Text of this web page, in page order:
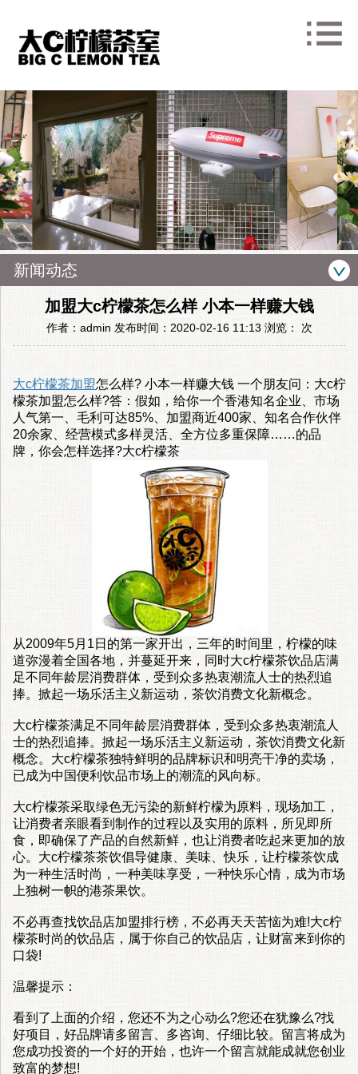
新闻动态
加盟大c柠檬茶怎么样 小本一样赚大钱
作者：admin 发布时间：2020-02-16 11:13 浏览： 次
大c柠檬茶加盟怎么样? 小本一样赚大钱 一个朋友问：大c柠
檬茶加盟怎么样?答：假如，给你一个香港知名企业、市场
人气第一、毛利可达85%、加盟商近400家、知名合作伙伴
20余家、经营模式多样灵活、全方位多重保障……的品
牌，你会怎样选择?大c柠檬茶
从2009年5月1日的第一家开出，三年的时间里，柠檬的味
道弥漫着全国各地，并蔓延开来，同时大c柠檬茶饮品店满
足不同年龄层消费群体，受到众多热衷潮流人士的热烈追
捧。掀起一场乐活主义新运动，茶饮消费文化新概念。
大c柠檬茶满足不同年龄层消费群体，受到众多热衷潮流人
士的热烈追捧。掀起一场乐活主义新运动，茶饮消费文化新
概念。大c柠檬茶独特鲜明的品牌标识和明亮干净的卖场，
已成为中国便利饮品市场上的潮流的风向标。
大c柠檬茶采取绿色无污染的新鲜柠檬为原料，现场加工，
让消费者亲眼看到制作的过程以及实用的原料，所见即所
食，即确保了产品的自然新鲜，也让消费者吃起来更加的放
心。大c柠檬茶茶饮倡导健康、美味、快乐，让柠檬茶饮成
为一种生活时尚，一种美味享受，一种快乐心情，成为市场
上独树一帜的港茶果饮。
不必再查找饮品店加盟排行榜，不必再天天苦恼为难!大c柠
檬茶时尚的饮品店，属于你自己的饮品店，让财富来到你的
口袋!
温馨提示：
看到了上面的介绍，您还不为之心动么?您还在犹豫么?找
好项目，好品牌请多留言、多咨询、仔细比较。留言将成为
您成功投资的一个好的开始，也许一个留言就能成就您创业
致富的梦想!